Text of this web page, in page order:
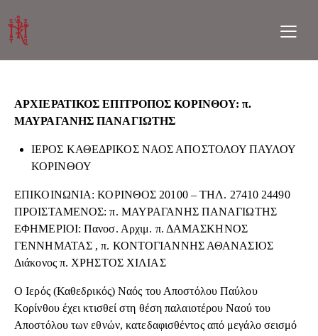
ΑΡΧΙΕΡΑΤΙΚΟΣ ΕΠΙΤΡΟΠΟΣ ΚΟΡΙΝΘΟΥ: π.
ΜΑΥΡΑΓΑΝΗΣ ΠΑΝΑΓΙΩΤΗΣ
ΙΕΡΟΣ ΚΑΘΕΔΡΙΚΟΣ ΝΑΟΣ ΑΠΟΣΤΟΛΟΥ ΠΑΥΛΟΥ
ΚΟΡΙΝΘΟΥ
ΕΠΙΚΟΙΝΩΝΙΑ: ΚΟΡΙΝΘΟΣ 20100 – ΤΗΛ. 27410 24490
ΠΡΟΙΣΤΑΜΕΝΟΣ: π. ΜΑΥΡΑΓΑΝΗΣ ΠΑΝΑΓΙΩΤΗΣ
ΕΦΗΜΕΡΙΟΙ: Πανοσ. Αρχιμ. π. ΔΑΜΑΣΚΗΝΟΣ
ΓΕΝΝΗΜΑΤΑΣ , π. ΚΟΝΤΟΓΙΑΝΝΗΣ ΑΘΑΝΑΣΙΟΣ
Διάκονος π. ΧΡΗΣΤΟΣ ΧΙΛΙΑΣ
Ο Ιερός (Καθεδρικός) Ναός του Αποστόλου Παύλου
Κορίνθου έχει κτισθεί στη θέση παλαιοτέρου Ναού του
Αποστόλου των εθνών, κατεδαφισθέντος από μεγάλο σεισμό